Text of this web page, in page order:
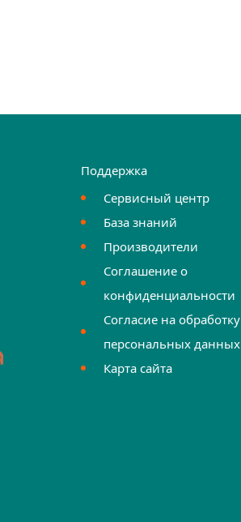
Поддержка
Сервисный центр
База знаний
Производители
Соглашение о
конфиденциальности
Согласие на обработку
персональных данных
Карта сайта